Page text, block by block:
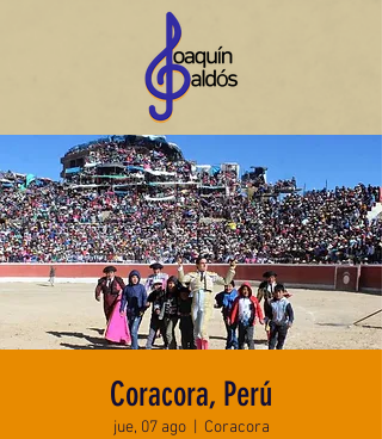
Coracora, Perú
jue, 07 ago
  |
Coracora